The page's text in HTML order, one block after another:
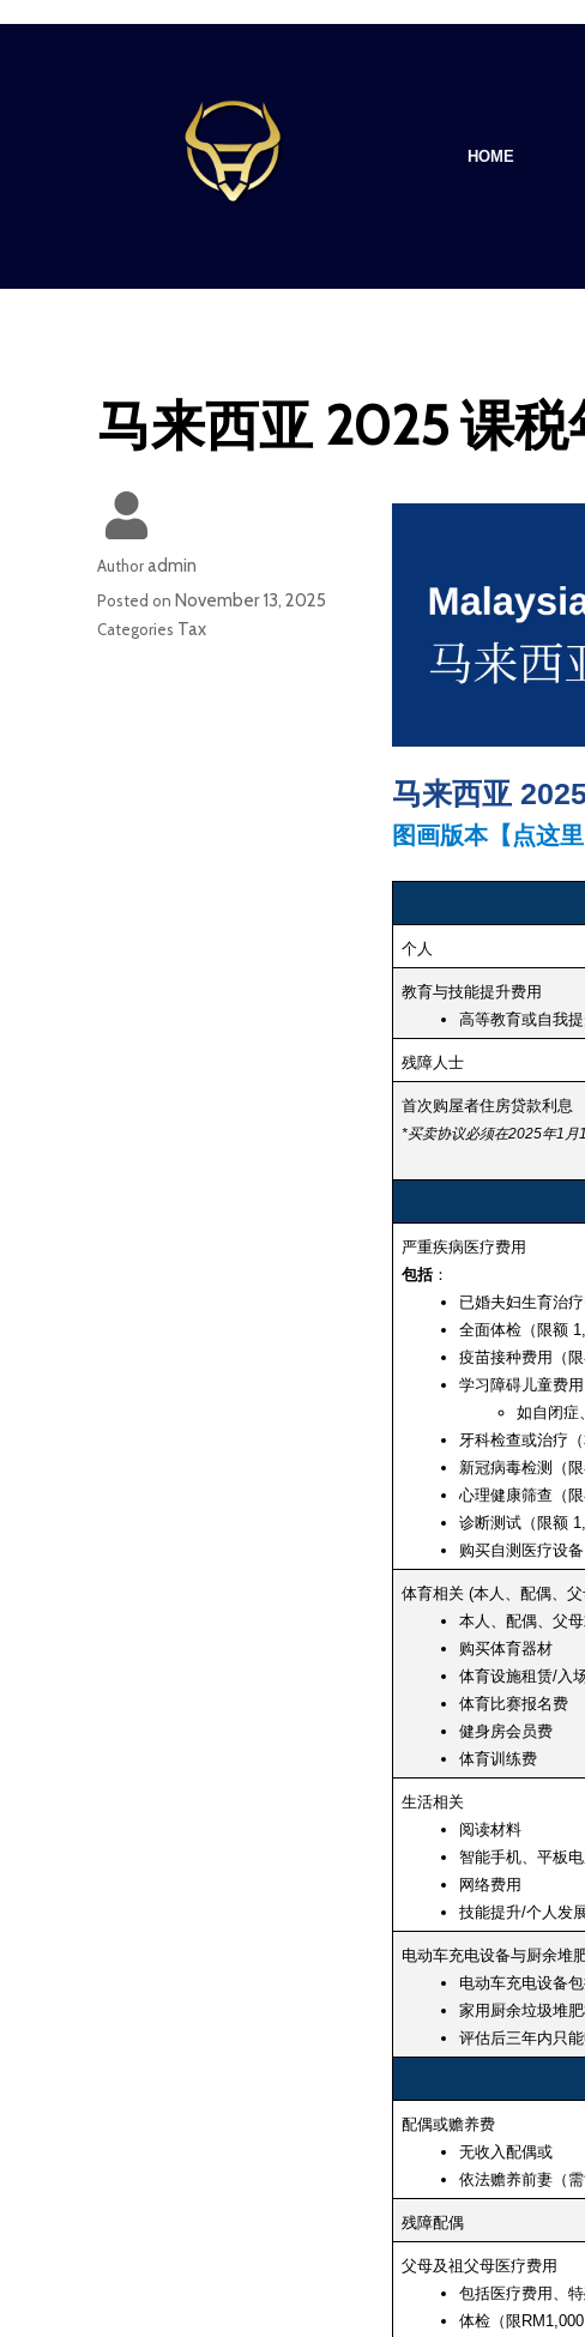
HOME
马来西亚 2025 课
马来西亚
图画版本【点这里
个人
教育与技能提升费用
高等教育或自我
残障人士
首次购屋者住房贷款利息
*买卖协议必须在2025年1月
严重疾病医疗费用
包括：
已婚夫妇生育治
全面体检（限额
疫苗接种费用（限
学习障碍儿童费
如自闭症
牙科检查或治疗
新冠病毒检测（限
心理健康筛查（限
诊断测试（限额
购买自测医疗设
体育相关 (本人、配偶、
本人、配偶、父
购买体育器材
体育设施租赁/入
体育比赛报名费
健身房会员费
体育训练费
生活相关
阅读材料
智能手机、平板
网络费用
技能提升/个人发
电动车充电设备与厨余堆
电动车充电设备
家用厨余垃圾堆
评估后三年内只
配偶或赡养费
无收入配偶或
依法赡养前妻（需
残障配偶
父母及祖父母医疗费用
包括医疗费用、
体检（限RM1,000
Authoradmin
Posted on November 13, 2025
Categories Tax